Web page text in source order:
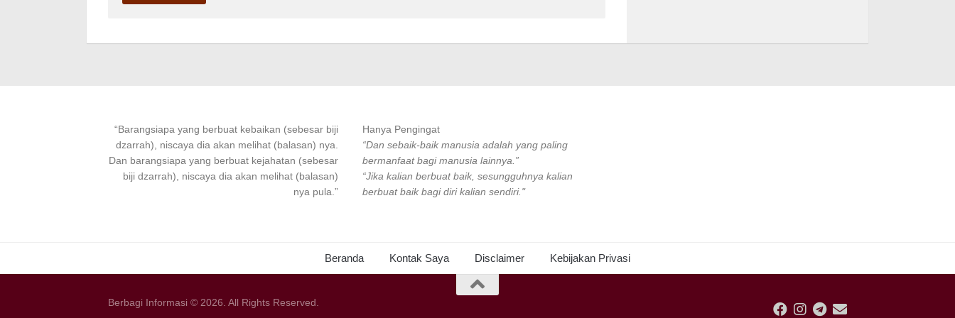
“Barangsiapa yang berbuat kebaikan (sebesar biji
dzarrah), niscaya dia akan melihat (balasan) nya.
Dan barangsiapa yang berbuat kejahatan (sebesar
biji dzarrah), niscaya dia akan melihat (balasan)
nya pula.”
Hanya Pengingat
“Dan sebaik-baik manusia adalah yang paling
bermanfaat bagi manusia lainnya.”
“Jika kalian berbuat baik, sesungguhnya kalian
berbuat baik bagi diri kalian sendiri."
Beranda Kontak Saya Disclaimer Kebijakan Privasi
Berbagi Informasi © 2026. All Rights Reserved.